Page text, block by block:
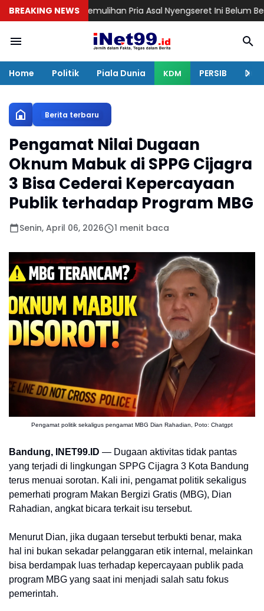
BREAKING NEWS
Pemulihan Pria Asal Nyengseret Ini Belum Berakhir
Home Politik Piala Dunia KDM PERSIB
Berita terbaru
Pengamat Nilai Dugaan
Oknum Mabuk di SPPG Cijagra
3 Bisa Cederai Kepercayaan
Publik terhadap Program MBG
Senin, April 06, 2026 1 menit baca
Pengamat politik sekaligus pengamat MBG Dian Rahadian, Poto: Chatgpt
Bandung, INET99.ID — Dugaan aktivitas tidak pantas
yang terjadi di lingkungan SPPG Cijagra 3 Kota Bandung
terus menuai sorotan. Kali ini, pengamat politik sekaligus
pemerhati program Makan Bergizi Gratis (MBG), Dian
Rahadian, angkat bicara terkait isu tersebut.
Menurut Dian, jika dugaan tersebut terbukti benar, maka
hal ini bukan sekadar pelanggaran etik internal, melainkan
bisa berdampak luas terhadap kepercayaan publik pada
program MBG yang saat ini menjadi salah satu fokus
pemerintah.